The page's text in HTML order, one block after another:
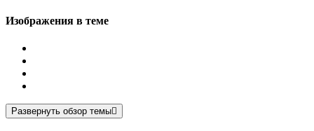
Изображения в теме
Развернуть обзор темы